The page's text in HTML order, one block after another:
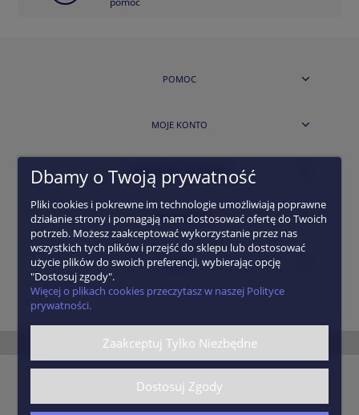
POMOC
MOJE KONTO
PŁATNOŚCI I DOSTAWA
INFORMACJE
O NAS
pokaż pełną wersję strony
Sklep internetowy Shoper.pl Szablony Shoper Modern™
Dbamy o Twoją prywatność
Pliki cookies i pokrewne im technologie umożliwiają poprawne
działanie strony i pomagają nam dostosować ofertę do Twoich
potrzeb. Możesz zaakceptować wykorzystanie przez nas
wszystkich tych plików i przejść do sklepu lub dostosować
użycie plików do swoich preferencji, wybierając opcję
"Dostosuj zgody".
Więcej o plikach cookies przeczytasz w naszej Polityce
prywatności.
Zaakceptuj Tylko Niezbędne
Dostosuj Zgody